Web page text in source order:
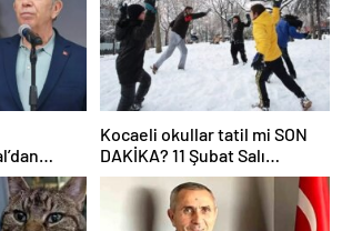
Kocaeli okullar tatil mi SON
DAKİKA? 11 Şubat Salı
Kocaeli’de okul yok mu
(Kocaeli Valiliği Açıklaması –
KAR TATİLİ)?